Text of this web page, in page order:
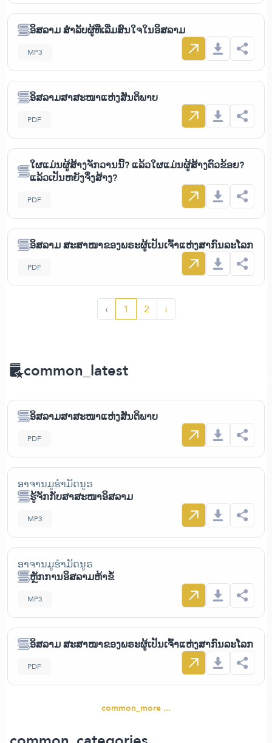
ອິສລາມ ສຳລັບຜູ້ທີ່ເລີ່ມສົນໃຈໃນອິສລາມ
MP3
ອິສລາມສາສະໜາແຫ່ງສັນຕິພາບ
PDF
ໃຜແມ່ນຜູ້ສ້າງຈັກວານນີ້? ແລ້ວໃຜແມ່ນຜູ້ສ້າງຕົວຂ້ອຍ?
ແລ້ວເປັນຫຍັງຈຶ່ງສ້າງ?
PDF
ອິສລາມ ສະສາໜາຂອງພຣະຜູ້ເປັນເຈົ້າແຫ່ງສາກົນລະໂລກ
PDF
‹ 1 2 ›
common_latest
ອິສລາມສາສະໜາແຫ່ງສັນຕິພາບ
PDF
ອາຈານມູຮຳມັດນູຣ
ຮູ້ຈັກກັບສາສະໜາອິສລາມ
MP3
ອາຈານມູຮຳມັດນູຣ
ຫຼັກການອິສລາມຫ້າຂໍ້
MP3
ອິສລາມ ສະສາໜາຂອງພຣະຜູ້ເປັນເຈົ້າແຫ່ງສາກົນລະໂລກ
PDF
common_more ...